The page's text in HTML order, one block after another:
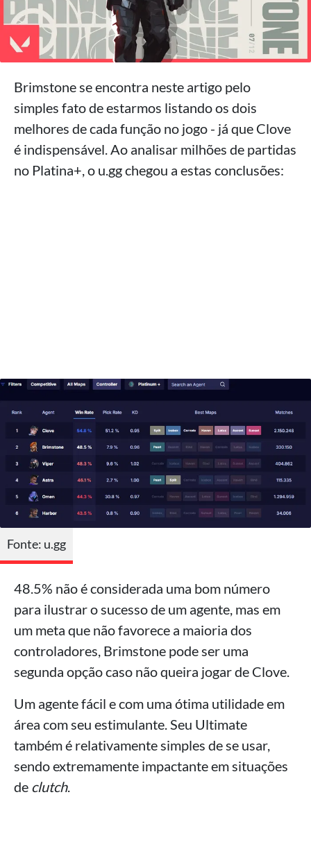
Brimstone se encontra neste artigo pelo
simples fato de estarmos listando os dois
melhores de cada função no jogo - já que Clove
é indispensável. Ao analisar milhões de partidas
no Platina+, o u.gg chegou a estas conclusões:
Fonte: u.gg
48.5% não é considerada uma bom número
para ilustrar o sucesso de um agente, mas em
um meta que não favorece a maioria dos
controladores, Brimstone pode ser uma
segunda opção caso não queira jogar de Clove.
Um agente fácil e com uma ótima utilidade em
área com seu estimulante. Seu Ultimate
também é relativamente simples de se usar,
sendo extremamente impactante em situações
de clutch.